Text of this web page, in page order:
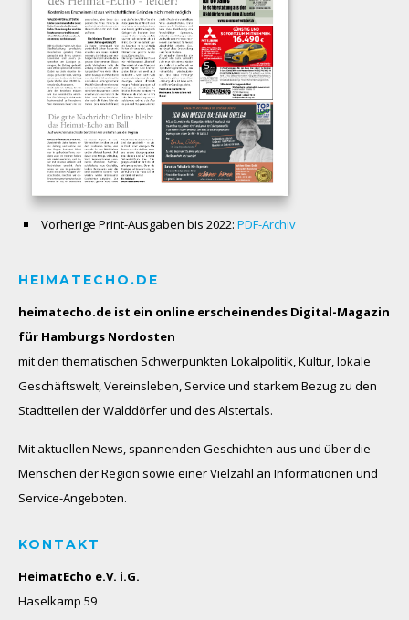
Vorherige Print-Ausgaben bis 2022: PDF-Archiv
HEIMATECHO.DE
heimatecho.de ist ein online erscheinendes Digital-Magazin
für Hamburgs Nordosten
mit den thematischen Schwerpunkten Lokalpolitik, Kultur, lokale
Geschäftswelt, Vereinsleben, Service und starkem Bezug zu den
Stadtteilen der Walddörfer und des Alstertals.
Mit aktuellen News, spannenden Geschichten aus und über die
Menschen der Region sowie einer Vielzahl an Informationen und
Service-Angeboten.
KONTAKT
HeimatEcho e.V. i.G.
Haselkamp 59